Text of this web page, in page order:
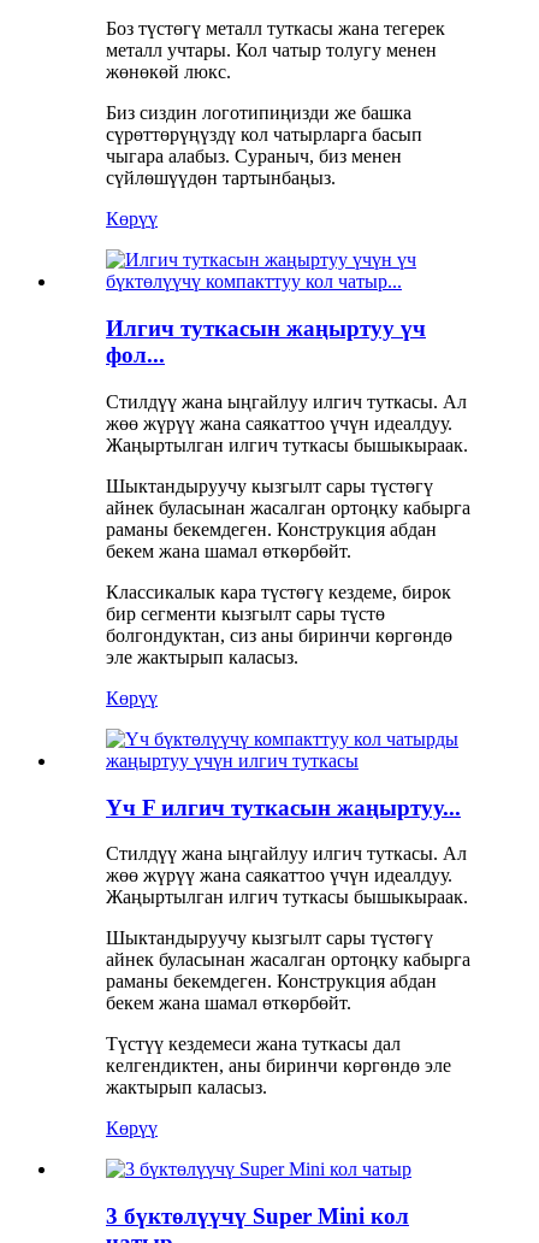
Боз түстөгү металл туткасы жана тегерек
металл учтары. Кол чатыр толугу менен
жөнөкөй люкс.
Биз сиздин логотипиңизди же башка
сүрөттөрүңүздү кол чатырларга басып
чыгара алабыз. Сураныч, биз менен
сүйлөшүүдөн тартынбаңыз.
Көрүү
Илгич туткасын жаңыртуу үч
фол...
Стилдүү жана ыңгайлуу илгич туткасы. Ал
жөө жүрүү жана саякаттоо үчүн идеалдуу.
Жаңыртылган илгич туткасы бышыкыраак.
Шыктандыруучу кызгылт сары түстөгү
айнек буласынан жасалган ортоңку кабырга
раманы бекемдеген. Конструкция абдан
бекем жана шамал өткөрбөйт.
Классикалык кара түстөгү кездеме, бирок
бир сегменти кызгылт сары түстө
болгондуктан, сиз аны биринчи көргөндө
эле жактырып каласыз.
Көрүү
Үч F илгич туткасын жаңыртуу...
Стилдүү жана ыңгайлуу илгич туткасы. Ал
жөө жүрүү жана саякаттоо үчүн идеалдуу.
Жаңыртылган илгич туткасы бышыкыраак.
Шыктандыруучу кызгылт сары түстөгү
айнек буласынан жасалган ортоңку кабырга
раманы бекемдеген. Конструкция абдан
бекем жана шамал өткөрбөйт.
Түстүү кездемеси жана туткасы дал
келгендиктен, аны биринчи көргөндө эле
жактырып каласыз.
Көрүү
3 бүктөлүүчү Super Mini кол